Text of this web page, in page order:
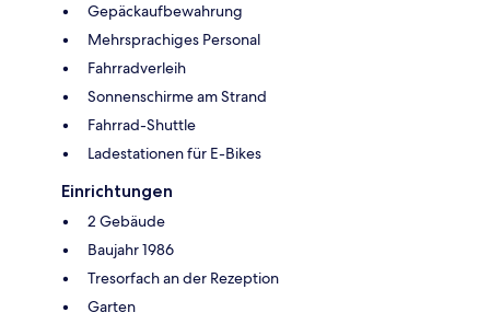
Gepäckaufbewahrung
Mehrsprachiges Personal
Fahrradverleih
Sonnenschirme am Strand
Fahrrad-Shuttle
Ladestationen für E-Bikes
Einrichtungen
2 Gebäude
Baujahr 1986
Tresorfach an der Rezeption
Garten